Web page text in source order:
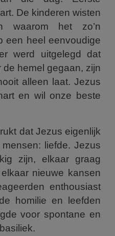
De kinderen wisten
waarom het zo’n
een heel eenvoudige
werd uitgelegd dat
hemel gegaan, zijn
alleen laat. Jezus
en wil onze beste
dat Jezus eigenlijk
liefde. Jezus
zijn, elkaar graag
nieuwe kansen
enthousiast
homilie en leefden
voor spontane en